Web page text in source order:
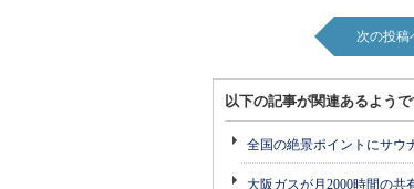
次の投稿
以下の記事が関連あるよう
全国の絶景ポイントにサウ
大阪ガスが月2000時間の